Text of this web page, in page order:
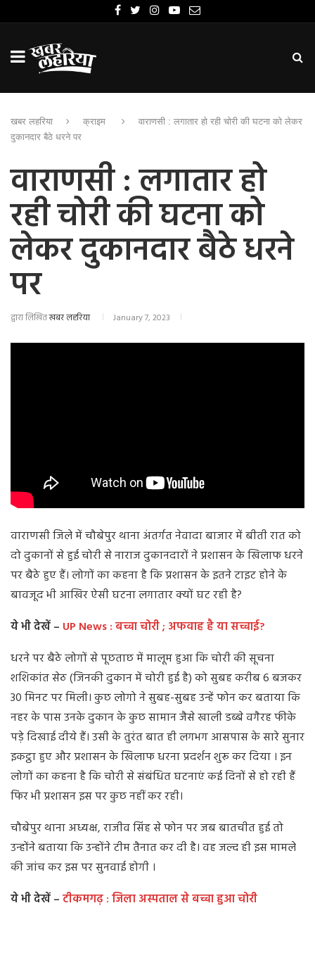
खबर लहरिया क्राइम
वाराणसी : लगातार हो रही चोरी की घटना को लेकर
दुकानदार बैठे धरने पर
वाराणसी : लगातार हो
रही चोरी की घटना को
लेकर दुकानदार बैठे धरने
पर
द्वारा लिखितखबर लहरिया January 7, 2023
वाराणसी जिले में चौबेपुर थाना अंतर्गत नेवादा बाजार में बीती रात को
दो दुकानों से हुई चोरी से नाराज दुकानदारों ने प्रशासन के खिलाफ धरने
पर बैठे हुए हैं। लोगों का कहना है कि प्रशासन के इतने टाइट होने के
बावजूद भी आखिर ऐसी घटना लगातार क्यों घट रही है?
ये भी देखें – UP News : बच्चा चोरी ; अफवाह है या सच्चाई?
धरने पर बैठे लोगों से पूछताछ में मालूम हुआ कि चोरी की सूचना
शशिकांत सेठ (जिनकी दुकान में चोरी हुई है) को सुबह करीब 6 बजकर
30 मिनट पर मिली। कुछ लोगो ने सुबह-सुबह उन्हें फोन कर बताया कि
नहर के पास उनके दुकान के कुछ सामान जैसे खाली डब्बे वगैरह फीके
पड़े दिखाई दीये हैं। उसी के तुरंत बात ही लगभग आसपास के सारे सुनार
इकट्ठा हुए और प्रशासन के खिलाफ धरना प्रदर्शन शुरू कर दिया । इन
लोगों का कहना है कि चोरी से संबंधित घटनाएं कई दिनों से हो रही हैं
फिर भी प्रशासन इस पर कुछ नहीं कर रही।
चौबेपुर थाना अध्यक्ष, राजीव सिंह से फोन पर जब बातचीत हुई तो
उन्होंने बताया कि उन्होंने टीम तैनात कर दी है। वह जल्द ही इस मामले
की जांच कर इस पर सुनवाई होगी ।
ये भी देखें –टीकमगढ़ : जिला अस्पताल से बच्चा हुआ चोरी